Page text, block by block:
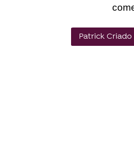
Patrick Criado